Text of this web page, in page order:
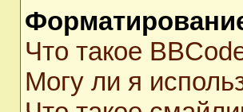
Что такое
Могу ли я